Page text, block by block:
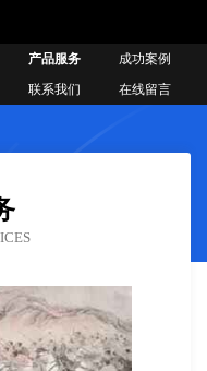
产品服务
成功案例
联系我们 在线留言